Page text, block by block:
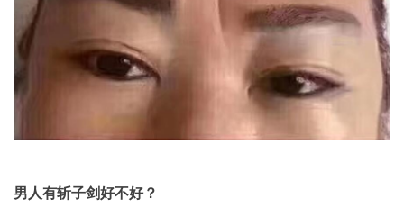
男人有斩子剑好不好？